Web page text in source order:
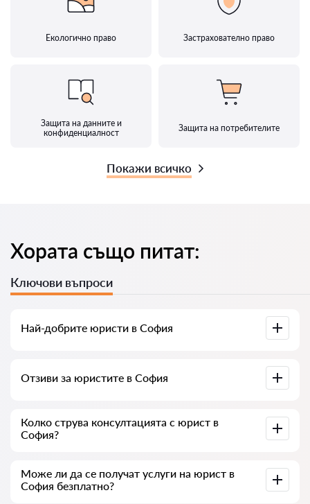
Екологично право Застрахователно право
Защита на данните и
конфиденциалност
Защита на потребителите
Покажи всичко
Хората също питат:
Ключови въпроси
Най-добрите юристи в София
пълна информация. Цени, отзиви, телефонен номер и
Отзиви за юристите в София
юристите, не изтриваме отрицателни отзиви и няма
възможност за манипулация.
Колко струва консултацията с юрист в
София?
нагоре (цените могат да варират в зависимост от
сложността на въпроса и формата на отговора).
Може ли да се получат услуги на юрист в
София безплатно?